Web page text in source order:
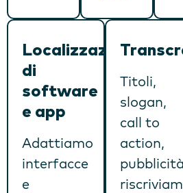
Localizzazione
di
software
e app
Adattiamo
interfacce
e
Titoli,
slogan,
call to
action,